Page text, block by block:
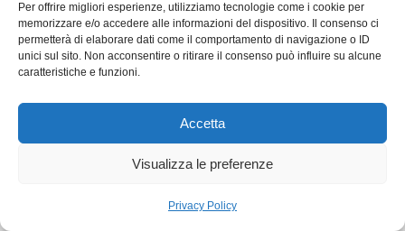
Per offrire migliori esperienze, utilizziamo tecnologie come i cookie per
memorizzare e/o accedere alle informazioni del dispositivo. Il consenso ci
permetterà di elaborare dati come il comportamento di navigazione o ID
unici sul sito. Non acconsentire o ritirare il consenso può influire su alcune
caratteristiche e funzioni.
Accetta
Visualizza le preferenze
Privacy Policy
while we endeavour to keep the information up to date and correct, we
make no representations or warranties of any kind, express or implied,
about the completeness, accuracy, reliability, suitability or availability
with respect to the website or the information, products, services, or
related graphics contained on the website for any purpose. Any
|Contact|Privacy and Cookie Policy